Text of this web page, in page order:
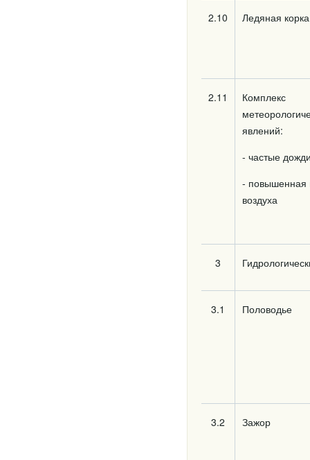
2.10 Ледяная корка
2.11
Комплекс
явлений:
- частые
- повышенная
воздуха
3
3.1 Половодье
3.2 Зажор